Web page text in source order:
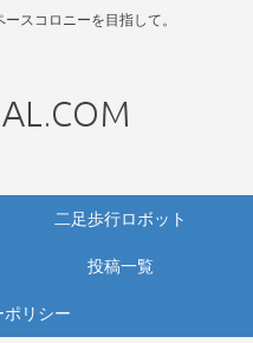
スコロニーを目指して。
二足歩行ロボット
投稿一覧
ポリシー